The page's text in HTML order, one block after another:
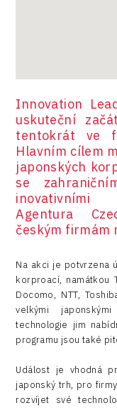
Innovation
uskuteční
tentokrát ve
Hlavním cílem
japonských
se
inovativními
Agentura
českým firmám
Na akci je potvrzena
korproací, namátkou
Docomo, NTT,
velkými
technologie jim
programu jsou také
Událost je vhodná
japonský trh, pro
rozvíjet své